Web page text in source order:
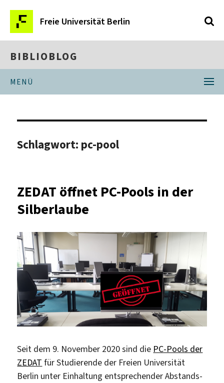
Freie Universität Berlin
BIBLIOBLOG
MENÜ
Schlagwort: pc-pool
ZEDAT öffnet PC-Pools in der
Silberlaube
Seit dem 9. November 2020 sind die PC-Pools der
ZEDAT für Studierende der Freien Universität
Berlin unter Einhaltung entsprechender Abstands-